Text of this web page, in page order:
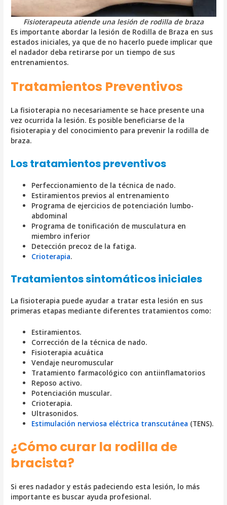
Fisioterapeuta atiende una lesión de rodilla de braza
Es importante abordar la lesión de Rodilla de Braza en sus
estados iniciales, ya que de no hacerlo puede implicar que
el nadador deba retirarse por un tiempo de sus
entrenamientos.
Tratamientos Preventivos
La fisioterapia no necesariamente se hace presente una
vez ocurrida la lesión. Es posible beneficiarse de la
fisioterapia y del conocimiento para prevenir la rodilla de
braza.
Los tratamientos preventivos
Perfeccionamiento de la técnica de nado.
Estiramientos previos al entrenamiento
Programa de ejercicios de potenciación lumbo-
abdominal
Programa de tonificación de musculatura en
miembro inferior
Detección precoz de la fatiga.
Crioterapia.
Tratamientos sintomáticos iniciales
La fisioterapia puede ayudar a tratar esta lesión en sus
primeras etapas mediante diferentes tratamientos como:
Estiramientos.
Corrección de la técnica de nado.
Fisioterapia acuática
Vendaje neuromuscular
Tratamiento farmacológico con antiinflamatorios
Reposo activo.
Potenciación muscular.
Crioterapia.
Ultrasonidos.
Estimulación nerviosa eléctrica transcutánea (TENS).
¿Cómo curar la rodilla de
bracista?
Si eres nadador y estás padeciendo esta lesión, lo más
importante es buscar ayuda profesional.